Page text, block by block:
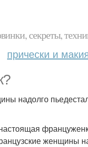
секреты,
прически и
надолго
женщины